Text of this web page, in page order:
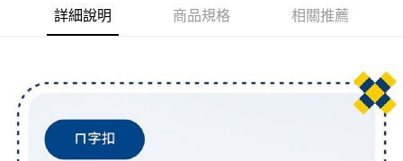
詳細說明 商品規格 相關推薦